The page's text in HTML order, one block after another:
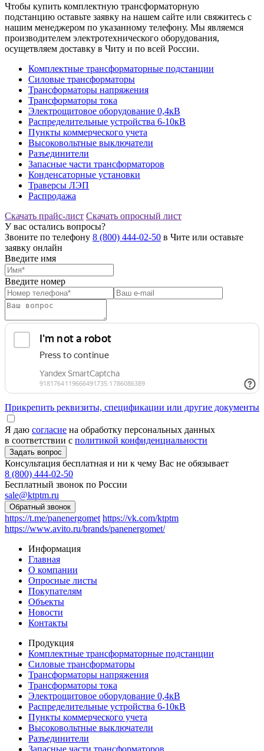
Чтобы купить комплектную трансформаторную
подстанцию оставьте заявку на нашем сайте или свяжитесь с
нашим менеджером по указанному телефону. Мы являемся
производителем электротехнического оборудования,
осущетвляем доставку в Читу и по всей России.
Комплектные трансформаторные подстанции
Силовые трансформаторы
Трансформаторы напряжения
Трансформаторы тока
Электрощитовое оборудование 0,4кВ
Распределительные устройства 6-10кВ
Пункты коммерческого учета
Высоковольтные выключатели
Разъединители
Запасные части трансформаторов
Конденсаторные установки
Траверсы ЛЭП
Распродажа
Скачать прайс-лист Скачать опросный лист
У вас остались вопросы?
Звоните по телефону 8 (800) 444-02-50 в Чите или оставьте
заявку онлайн
Введите имя
Введите номер
Прикрепить реквизиты, спецификации или другие документы
Я даю согласие на обработку персональных данных
в соответствии с политикой конфиденциальности
Консультация бесплатная и ни к чему Вас не обязывает
8 (800) 444-02-50
Бесплатный звонок по России
sale@ktptm.ru
https://t.me/panenergomet https://vk.com/ktptm
https://www.avito.ru/brands/panenergomet/
Информация
Главная
О компании
Опросные листы
Покупателям
Объекты
Новости
Контакты
Продукция
Комплектные трансформаторные подстанции
Силовые трансформаторы
Трансформаторы напряжения
Трансформаторы тока
Электрощитовое оборудование 0,4кВ
Распределительные устройства 6-10кВ
Пункты коммерческого учета
Высоковольтные выключатели
Разъединители
Запасные части трансформаторов